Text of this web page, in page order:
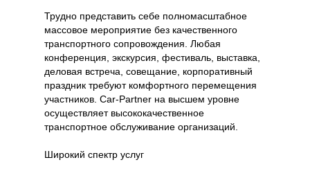
Трудно представить себе полномасштабное
массовое мероприятие без качественного
транспортного сопровождения. Любая
конференция, экскурсия, фестиваль, выставка,
деловая встреча, совещание, корпоративный
праздник требуют комфортного перемещения
участников. Car-Partner на высшем уровне
осуществляет высококачественное
транспортное обслуживание организаций.
Широкий спектр услуг